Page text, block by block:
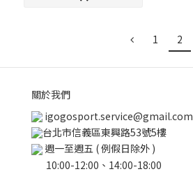
1 2
關於我們
igogosport.service@gmail.com
台北市信義區東興路53號5樓
週一至週五 ( 例假日除外 )
10:00-12:00、14:00-18:00